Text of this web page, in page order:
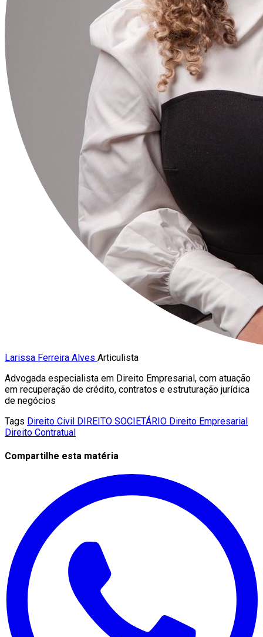
Larissa Ferreira Alves Articulista
Advogada especialista em Direito Empresarial, com atuação
em recuperação de crédito, contratos e estruturação jurídica
de negócios
Tags Direito Civil DIREITO SOCIETÁRIO Direito Empresarial
Direito Contratual
Compartilhe esta matéria